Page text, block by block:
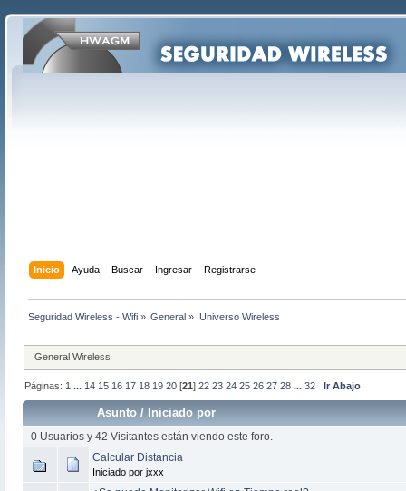
Inicio Ayuda Buscar Ingresar Registrarse
Seguridad Wireless - Wifi » General » Universo Wireless
General Wireless
Páginas: 1 ... 14 15 16 17 18 19 20 [21]22 23 24 25 26 27 28 ...32 Ir Abajo
Asunto / Iniciado por
0 Usuarios y 42 Visitantes están viendo este foro.
Calcular Distancia
Iniciado por jxxx